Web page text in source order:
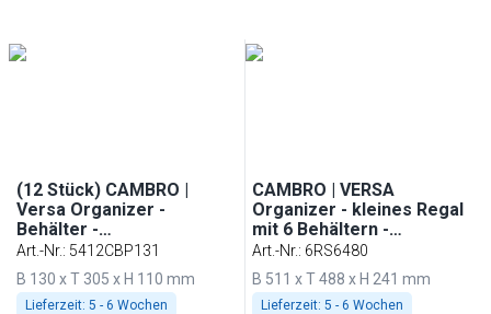
(12 Stück) CAMBRO |
Versa Organizer -
Behälter -
130x305x110mm - Braun
Art.-Nr.: 5412CBP131
B 130 x T 305 x H 110 mm
Lieferzeit: 5 - 6 Wochen
CAMBRO | VERSA
Organizer - kleines Regal
mit 6 Behältern -
511x488mm - Grau-
gesprenkelt
Art.-Nr.: 6RS6480
B 511 x T 488 x H 241 mm
Lieferzeit: 5 - 6 Wochen